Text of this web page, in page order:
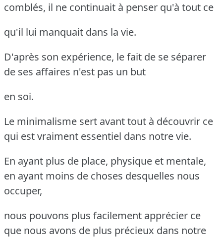
comblés, il ne continuait à penser qu'à tout ce
qu'il lui manquait dans la vie.
D'après son expérience, le fait de se séparer
de ses affaires n'est pas un but
en soi.
Le minimalisme sert avant tout à découvrir ce
qui est vraiment essentiel dans notre vie.
En ayant plus de place, physique et mentale,
en ayant moins de choses desquelles nous
occuper,
nous pouvons plus facilement apprécier ce
que nous avons de plus précieux dans notre